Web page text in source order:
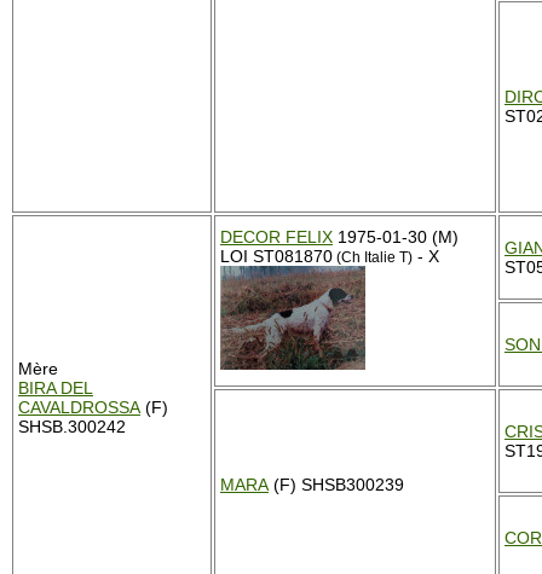
Mère
BIRA DEL
CAVALDROSSA (F)
SHSB.300242
DECOR FELIX 1975-01-30 (M)
LOI ST081870 (Ch Italie T) - X
MARA (F) SHSB300239